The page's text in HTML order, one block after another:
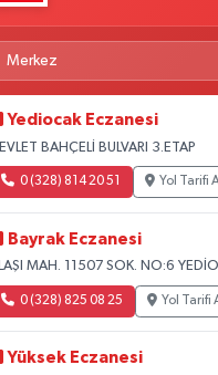
Yediocak Eczanesi
BAHÇELİ BULVARI 3.ETAP
0 (328) 814 20 51 Yol Tarifi
Bayrak Eczanesi
MAH. 11507 SOK. NO:6
0 (328) 825 08 25 Yol Tarifi
Yüksek Eczanesi